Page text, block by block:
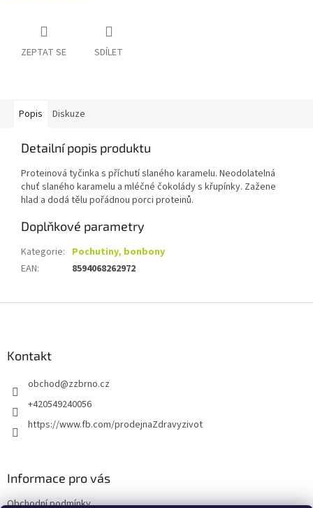
ZEPTAT SE SDÍLET
Popis Diskuze
Detailní popis produktu
Proteinová tyčinka s příchutí slaného karamelu. Neodolatelná
chuť slaného karamelu a mléčné čokolády s křupínky. Zažene
hlad a dodá tělu pořádnou porci proteinů.
Doplňkové parametry
Kategorie: Pochutiny, bonbony
EAN: 8594068262972
Kontakt
obchod@zzbrno.cz
+420549240056
https://www.fb.com/prodejnaZdravyzivot
Informace pro vás
Obchodní podmínky